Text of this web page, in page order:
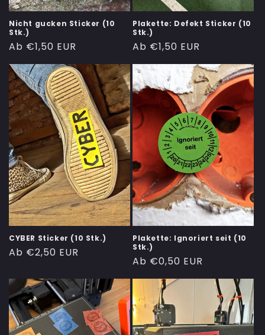
Nicht gucken Sticker (10
Stk.)
Normaler
Preis
Ab €1,50 EUR
Plakette: Defekt Sticker (10
Stk.)
Normaler
Preis
Ab €1,50 EUR
CYBER Sticker (10 Stk.)
Normaler
Ab €2,50 EUR
Plakette: Ignoriert seit (10
Stk.)
Normaler
Preis
Ab €0,50 EUR